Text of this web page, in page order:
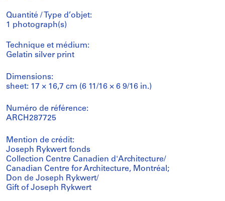
Quantité / Type d’objet:
1 photograph(s)
Technique et médium:
Gelatin silver print
Dimensions:
sheet: 17 × 16,7 cm (6 11/16 × 6 9/16 in.)
Numéro de référence:
ARCH287725
Mention de crédit:
Joseph Rykwert fonds
Collection Centre Canadien d'Architecture/
Canadian Centre for Architecture, Montréal;
Don de Joseph Rykwert/
Gift of Joseph Rykwert